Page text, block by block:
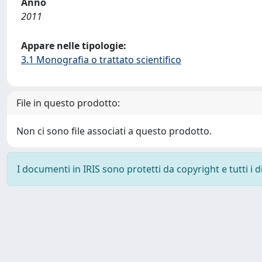
2011
Appare nelle tipologie:
3.1 Monografia o trattato scientifico
File in questo prodotto:
Non ci sono file associati a questo prodotto.
I documenti in IRIS sono protetti da copyright e tutti i